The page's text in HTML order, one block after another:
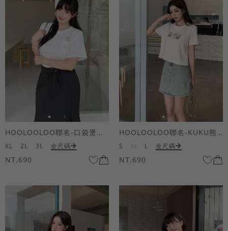
HOOLOOLOO聯名-口袋燙金KUKU熊短袖上衣
XL 2L 3L 全尺碼
NT.690
HOOLOOLOO聯名-KUKU熊蝴蝶結短袖上衣
S L 全尺碼
NT.690